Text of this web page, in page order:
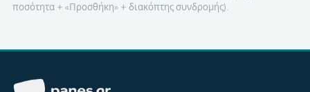
ποσότητα + «Προσθήκη» + διακόπτης συνδρομής).